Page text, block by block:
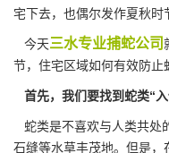
宅下去，也偶尔发作夏秋时
今天三水专业捕蛇公司
节，住宅区域如何有效防止
首先，我们要找到蛇类“入
蛇类是不喜欢与人类共处
石缝等水草丰茂地。但是